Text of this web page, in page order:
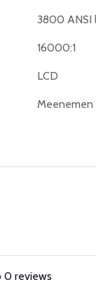
3800 ANSI
16000:1
LCD
Meenemen
0 reviews